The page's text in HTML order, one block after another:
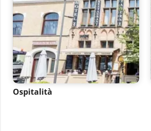
Ospitalità